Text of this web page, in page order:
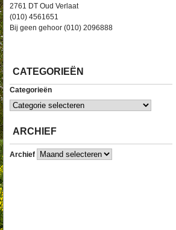
2761 DT Oud Verlaat
(010) 4561651
Bij geen gehoor (010) 2096888
CATEGORIEËN
Categorieën
ARCHIEF
Archief